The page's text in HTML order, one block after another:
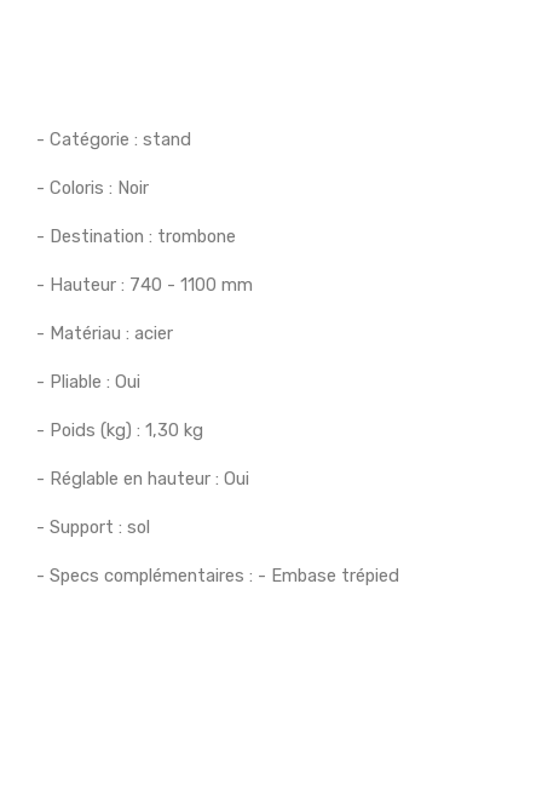
- Catégorie : stand
- Coloris : Noir
- Destination : trombone
- Hauteur : 740 - 1100 mm
- Matériau : acier
- Pliable : Oui
- Poids (kg) : 1,30 kg
- Réglable en hauteur : Oui
- Support : sol
- Specs complémentaires : - Embase trépied